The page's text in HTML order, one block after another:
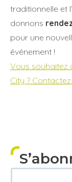
traditionnelle et
donnons
pour une
événement !
Vous souhaitez
City ?